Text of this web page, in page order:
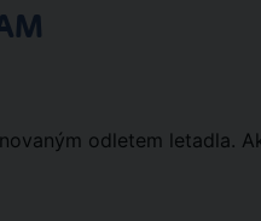
odletem letadla.